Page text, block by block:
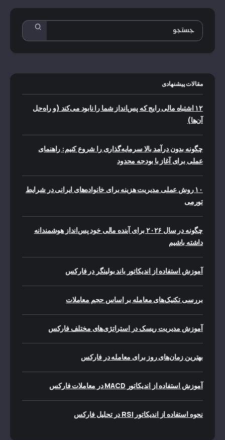
مقالات پیشنهادی
۱۲ اشتباه مالی رایج که پس‌انداز شما را نابود می‌کند (و راه‌حل
آن‌ها)
چگونه بدون درآمد بالا سرمایه‌گذاری را شروع کنیم: راهنمای
عملی برای آغاز با بودجه محدود
۱۰ روش عملی مدیریت هزینه برای خانواده‌های ایرانی در شرایط
تورمی
چگونه در سال ۲۰۲۶ برای آینده مالی خود پس‌انداز هوشمندانه
داشته باشیم
آموزش استفاده از اندیکاتور باند بولینگر در فارکس
بررسی تکنیک‌های معامله بر اساس حجم معاملات
آموزش مدیریت ریسک در استراتژی‌های مختلف فارکس
بهترین زمان‌های روز برای معامله در فارکس
آموزش استفاده از اندیکاتور MACD در معاملات فارکس
نحوه استفاده از اندیکاتور RSI در تحلیل فارکس